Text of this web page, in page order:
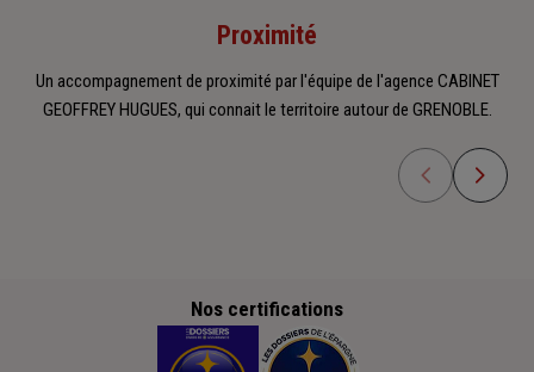
Proximité
Un accompagnement de proximité par l'équipe de l'agence CABINET
GEOFFREY HUGUES, qui connait le territoire autour de GRENOBLE.
Nos certifications